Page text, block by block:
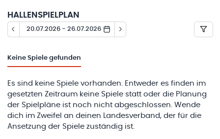
HALLENSPIELPLAN
20.07.2026 - 26.07.2026
Keine Spiele gefunden
Es sind keine Spiele vorhanden. Entweder es finden im
gesetzten Zeitraum keine Spiele statt oder die Planung
der Spielpläne ist noch nicht abgeschlossen. Wende
dich im Zweifel an deinen Landesverband, der für die
Ansetzung der Spiele zuständig ist.